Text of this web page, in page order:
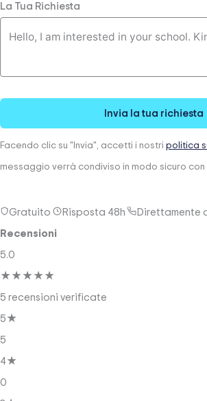
La Tua Richiesta
Invia la tua richiesta
Facendo clic su "Invia", accetti i nostri politica
messaggio verrà condiviso in modo sicuro con
Gratuito Risposta 48h Direttamente
Recensioni
5.0
★ ★ ★ ★ ★
5 recensioni verificate
5★
5
4★
0